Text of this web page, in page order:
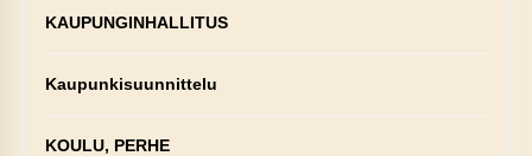
KAUPUNGINHALLITUS
Kaupunkisuunnittelu
KOULU, PERHE